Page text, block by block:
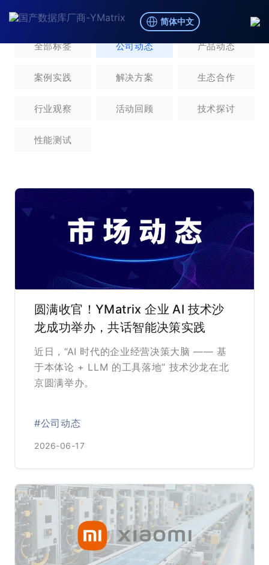
简体中文
全部标签 公司动态 产品动态
案例实践 解决方案 生态合作
行业观察 活动回顾 技术探讨
性能测试
圆满收官！YMatrix 企业 AI 技术沙
龙成功举办，共话智能决策实践
近日，“AI 时代的企业经营决策大脑 —— 基
于本体论 + LLM 的工具落地” 技术沙龙在北
京圆满举办。
#公司动态
2026-06-17